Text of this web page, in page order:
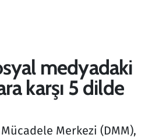
medyadaki
karşı 5 dilde
Merkezi (DMM),